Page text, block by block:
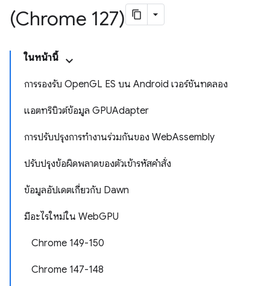
(Chrome 127)
ในหน้านี้
การรองรับ OpenGL ES บน Android เวอร์ชันทดลอง
แอตทริบิวต์ข้อมูล GPUAdapter
การปรับปรุงการทำงานร่วมกันของ WebAssembly
ปรับปรุงข้อผิดพลาดของตัวเข้ารหัสคำสั่ง
ข้อมูลอัปเดตเกี่ยวกับ Dawn
มีอะไรใหม่ใน WebGPU
Chrome 149-150
Chrome 147-148